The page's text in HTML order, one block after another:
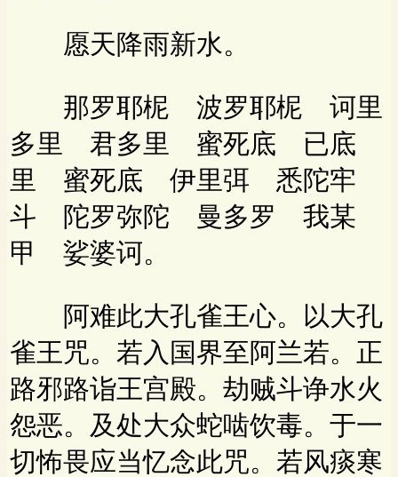
愿天降雨新水。
那罗耶柅 波罗耶柅 诃里
多里 君多里 蜜死底 已底
里 蜜死底 伊里弭 悉陀牢
斗 陀罗弥陀 曼多罗 我某
甲 娑婆诃。
阿难此大孔雀王心。以大孔
雀王咒。若入国界至阿兰若。正
路邪路诣王宫殿。劫贼斗诤水火
怨恶。及处大众蛇啮饮毒。于一
切怖畏应当忆念此咒。若风痰寒